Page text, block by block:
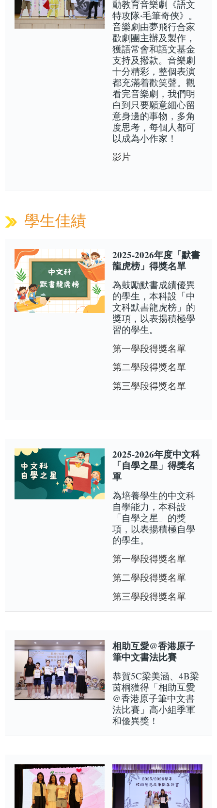
動教育音樂劇《語文
特攻隊‧毛筆奇俠》。
音樂劇由夢飛行合家
歡劇團主辦及製作，
獲語常會和語文基金
支持及撥款。音樂劇
十分精彩，整個表演
都充滿着歡笑聲。觀
看完音樂劇，我們明
白到只要願意細心留
意身邊的事物，多角
度思考，每個人都可
以成為小作家！
影片
學生佳績
2025-2026年度「默書
龍虎榜」得獎名單
為鼓勵默書成績優異
的學生，本科設「中
文科默書龍虎榜」的
獎項，以表揚積極學
習的學生。
第一學段得獎名單
第二學段得獎名單
第三學段得獎名單
2025-2026年度中文科
「自學之星」得獎名
單
為培養學生的中文科
自學能力，本科設
「自學之星」的獎
項，以表揚積極自學
的學生。
第一學段得獎名單
第二學段得獎名單
第三學段得獎名單
相助互愛@香港原子
筆中文書法比賽
恭賀5C梁美涵、4B梁
茵桐獲得「相助互愛
@香港原子筆中文書
法比賽」高小組季軍
和優異獎！